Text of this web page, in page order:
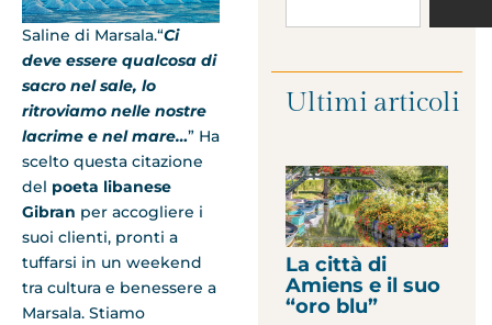
Saline di Marsala.“Ci
deve essere qualcosa di
sacro nel sale, lo
ritroviamo nelle nostre
lacrime e nel mare…” Ha
scelto questa citazione
del poeta libanese
Gibran per accogliere i
suoi clienti, pronti a
tuffarsi in un weekend
tra cultura e benessere a
Marsala. Stiamo
Ultimi articoli
La città di
Amiens e il suo
“oro blu”